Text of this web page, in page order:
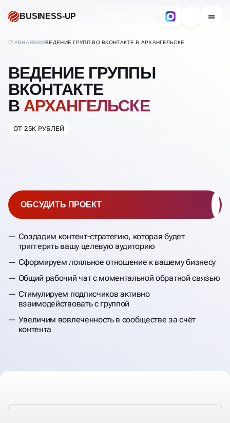
BUSINESS-UP
ГЛАВНАЯSMMВЕДЕНИЕ ГРУПП ВО ВКОНТАКТЕ В АРХАНГЕЛЬСКЕ
ВЕДЕНИЕ ГРУППЫ
ВКОНТАКТЕ
В АРХАНГЕЛЬСКЕ
ОТ 25К РУБЛЕЙ
Создадим контент-стратегию, которая будет
триггерить вашу целевую аудиторию
Сформируем лояльное отношение к вашему бизнесу
Общий рабочий чат с моментальной обратной связью
Стимулируем подписчиков активно
взаимодействовать с группой
Увеличим вовлеченность в сообществе за счёт
контента
ОБСУДИТЬ ПРОЕКТ